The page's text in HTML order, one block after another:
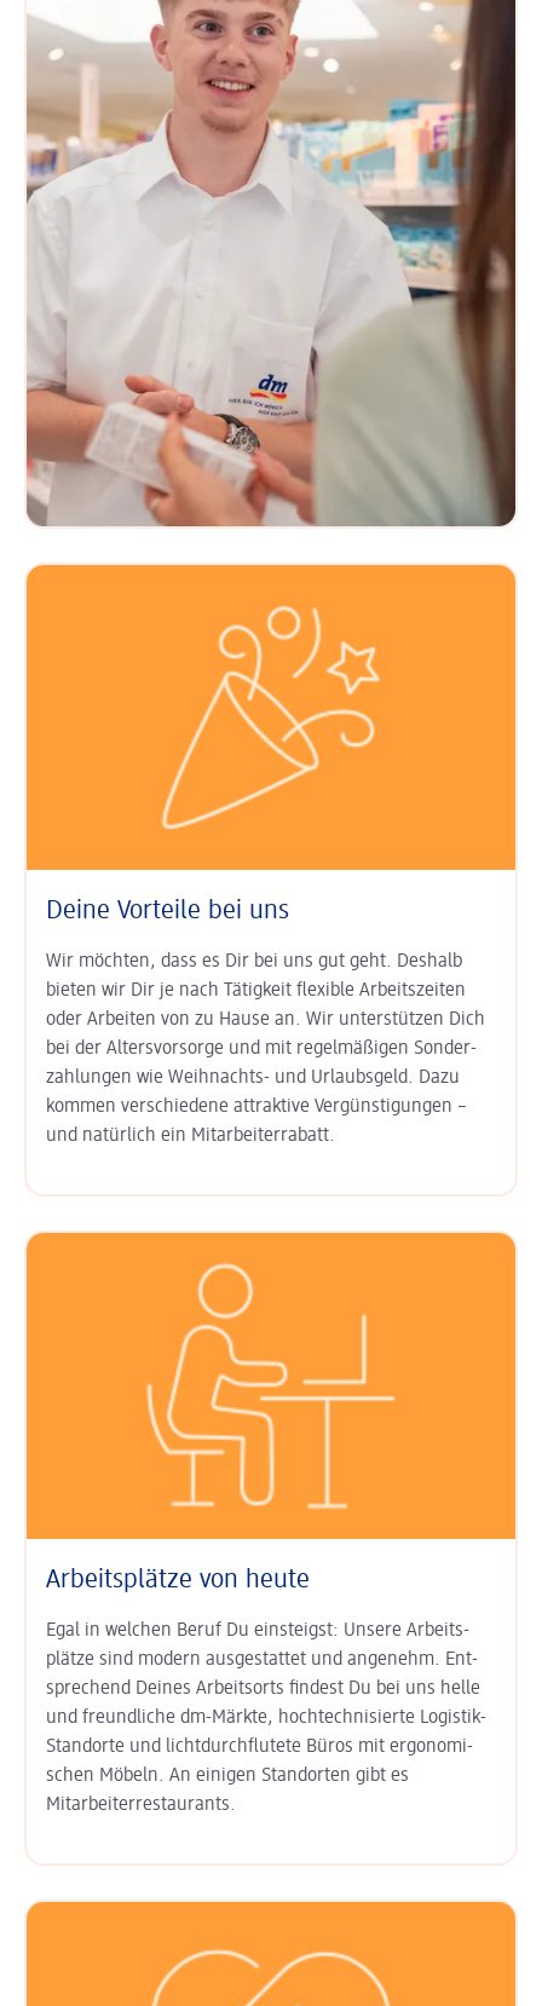
Deine Vorteile bei uns
Wir möchten, dass es Dir bei uns gut geht. Deshalb
bieten wir Dir je nach Tätigkeit flexible Arbeits­zeiten
oder Arbeiten von zu Hause an. Wir unter­stützen Dich
bei der Alters­vorsorge und mit regel­mäßigen Sonder­
zahlungen wie Weihnachts- und Urlaubs­geld. Dazu
kommen ver­schiedene attraktive Ver­günsti­gungen –
und natürlich ein Mitarbeiter­rabatt.
Arbeitsplätze von heute
Egal in welchen Beruf Du einsteigst: Unsere Arbeits­
plätze sind modern aus­gestattet und angenehm. Ent­
sprechend Deines Arbeits­orts findest Du bei uns helle
und freund­liche dm-Märkte, hoch­technisierte Logistik-
Standorte und licht­durchflutete Büros mit ergo­nomi­
schen Möbeln. An einigen Stand­orten gibt es
Mitarbeiter­restaurants.